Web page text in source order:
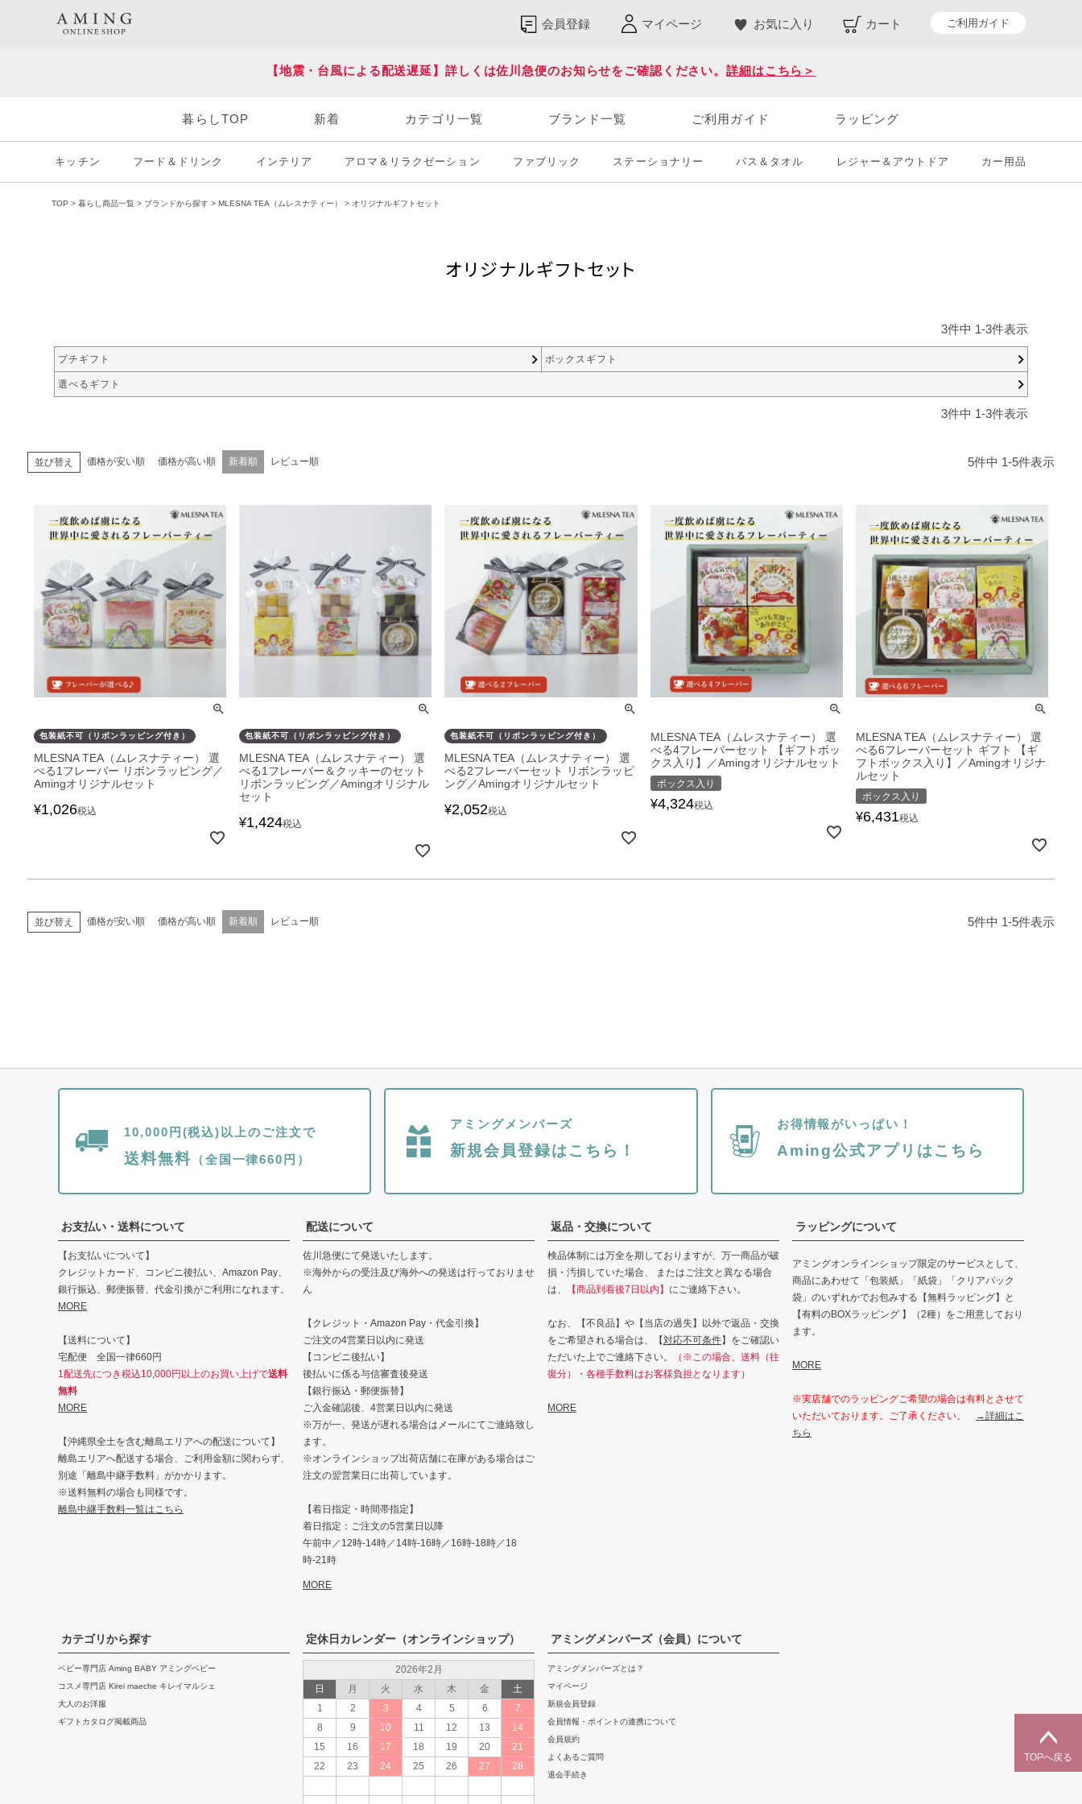
会員登録 マイページ お気に入り カート ご利用ガイド
HOT KEY WORD
【地震・台風による配送遅延】詳しくは佐川急便のお知らせをご確認ください。詳細はこちら＞
暮らしTOP 新着 カテゴリ一覧 ブランド一覧 ご利用ガイド ラッピング
キッチン フード＆ドリンク インテリア アロマ＆リラクゼーション ファブリック ステーショナリー バス＆タオル レジャー＆アウトドア カー用品
TOP 暮らし商品一覧 ブランドから探す MLESNA TEA（ムレスナティー） オリジナルギフトセット
オリジナルギフトセット
3件中 1 -3件表示
プチギフト ボックスギフト
選べるギフト
3件中 1 -3件表示
並び替え 価格が安い順 価格が高い順 新着順 レビュー順 5件中 1-5件表示
包装紙不可（リボンラッピング付き）
MLESNA TEA（ムレスナティー） 選
べる1フレーバー リボンラッピング／
Amingオリジナルセット
¥1,026税込
包装紙不可（リボンラッピング付き）
MLESNA TEA（ムレスナティー） 選
べる1フレーバー＆クッキーのセット
リボンラッピング／Amingオリジナル
セット
¥1,424税込
包装紙不可（リボンラッピング付き）
MLESNA TEA（ムレスナティー） 選
べる2フレーバーセット リボンラッピ
ング／Amingオリジナルセット
¥2,052税込
MLESNA TEA（ムレスナティー） 選
べる4フレーバーセット 【ギフトボッ
クス入り】／Amingオリジナルセット
ボックス入り
¥4,324税込
MLESNA TEA（ムレスナティー） 選
べる6フレーバーセット ギフト 【ギ
フトボックス入り】／Amingオリジナ
ルセット
ボックス入り
¥6,431税込
並び替え 価格が安い順 価格が高い順 新着順 レビュー順 5件中 1-5件表示
TOPへ戻る
10,000円(税込)以上のご注文で
送料無料 （全国一律660円）
アミングメンバーズ
新規会員登録はこちら！
お得情報がいっぱい！
Aming公式アプリはこちら
お支払い・送料について
【お支払いについて】
クレジットカード、コンビニ後払い、Amazon Pay、
銀行振込、郵便振替、代金引換がご利用になれます。
MORE
【送料について】
宅配便 全国一律660円
1配送先につき税込10,000円以上のお買い上げで送料
無料
MORE
【沖縄県全土を含む離島エリアへの配送について】
離島エリアへ配送する場合、ご利用金額に関わらず、
別途「離島中継手数料」がかかります。
※送料無料の場合も同様です。
離島中継手数料一覧はこちら
配送について
佐川急便にて発送いたします。
※海外からの受注及び海外への発送は行っておりませ
ん
【クレジット・Amazon Pay・代金引換】
ご注文の4営業日以内に発送
【コンビニ後払い】
後払いに係る与信審査後発送
【銀行振込・郵便振替】
ご入金確認後、4営業日以内に発送
※万が一、発送が遅れる場合はメールにてご連絡致し
ます。
※オンラインショップ出荷店舗に在庫がある場合はご
注文の翌営業日に出荷しています。
【着日指定・時間帯指定】
着日指定：ご注文の5営業日以降
午前中／12時-14時／14時-16時／16時-18時／18
時-21時
MORE
返品・交換について
検品体制には万全を期しておりますが、万一商品が破
損・汚損していた場合、 またはご注文と異なる場合
は、
【商品到着後7日以内】 にご連絡下さい。
なお、【不良品】や【当店の過失】以外で返品・交換
をご希望される場合は、【対応不可条件】をご確認い
ただいた上でご連絡下さい。
（※この場合、送料（往
復分）・各種手数料はお客様負担となります）
MORE
ラッピングについて
アミングオンラインショップ限定のサービスとして、
商品にあわせて「包装紙」「紙袋」「クリアパック
袋」のいずれかでお包みする【無料ラッピング】と
【有料のBOXラッピング 】（2種）をご用意しており
ます。
MORE
※実店舗でのラッピングご希望の場合は有料とさせて
いただいております。ご了承ください。
→詳細はこ
ちら
カテゴリから探す
ベビー専門店 Aming BABY アミングベビー
コスメ専門店 Kirei maeche キレイマルシェ
大人のお洋服
ギフトカタログ掲載商品
定休日カレンダー（オンラインショップ）
2026年2月
日
月 火 水 木 金
土
1
2 3 4 5 6
7
8
9 10 11 12 13
14
15
16 17 18 19 20
21
22
23 24 25 26 27 28
アミングメンバーズ（会員）について
アミングメンバーズとは？
マイページ
新規会員登録
会員情報・ポイントの連携について
会員規約
よくあるご質問
退会手続き